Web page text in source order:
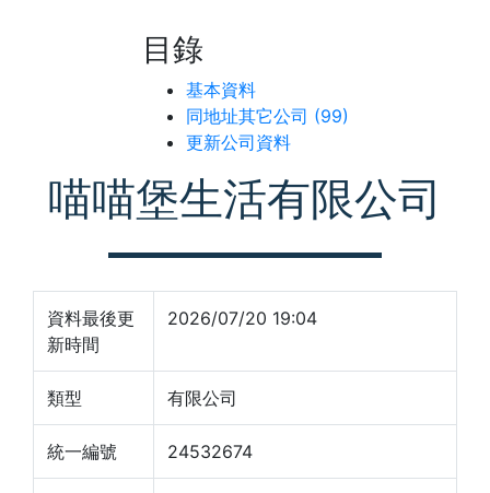
目錄
基本資料
同地址其它公司 (99)
更新公司資料
喵喵堡生活有限公司
資料最後更
新時間
2026/07/20 19:04
類型 有限公司
統一編號 24532674